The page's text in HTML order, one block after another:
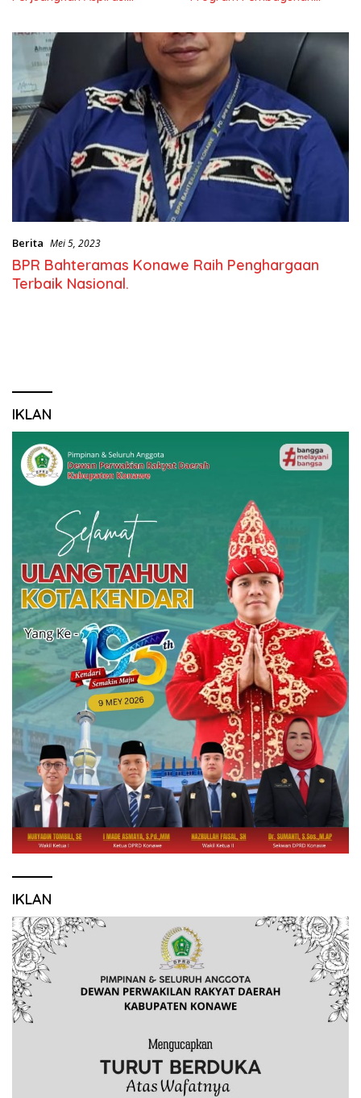
Berita Mei 5, 2023
BPR Bahteramas Konawe Raih Penghargaan
Terbaik Nasional.
IKLAN
IKLAN